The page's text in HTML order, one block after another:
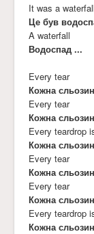
It was a waterfall
Це був
A waterfall
Водоспад ...
Every tear
Кожна
Every tear
Кожна
Every teardrop
Кожна
Every tear
Кожна
Every tear
Кожна
Every teardrop
Кожна